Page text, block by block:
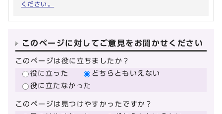
ください。
このページに対してご意見をお聞かせください
このページは役に立ちましたか？
役に立った
どちらともいえない
役に立たなかった
このページは見つけやすかったですか？